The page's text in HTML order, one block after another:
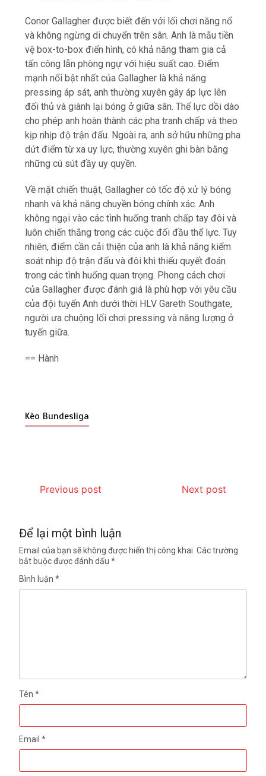
Conor Gallagher được biết đến với lối chơi năng nổ
và không ngừng di chuyển trên sân. Anh là mẫu tiền
vệ box-to-box điển hình, có khả năng tham gia cả
tấn công lẫn phòng ngự với hiệu suất cao. Điểm
mạnh nổi bật nhất của Gallagher là khả năng
pressing áp sát, anh thường xuyên gây áp lực lên
đối thủ và giành lại bóng ở giữa sân. Thể lực dồi dào
cho phép anh hoàn thành các pha tranh chấp và theo
kịp nhịp độ trận đấu. Ngoài ra, anh sở hữu những pha
dứt điểm từ xa uy lực, thường xuyên ghi bàn bằng
những cú sút đầy uy quyền.
Về mặt chiến thuật, Gallagher có tốc độ xử lý bóng
nhanh và khả năng chuyền bóng chính xác. Anh
không ngại vào các tình huống tranh chấp tay đôi và
luôn chiến thắng trong các cuộc đối đầu thể lực. Tuy
nhiên, điểm cần cải thiện của anh là khả năng kiểm
soát nhịp độ trận đấu và đôi khi thiếu quyết đoán
trong các tình huống quan trọng. Phong cách chơi
của Gallagher được đánh giá là phù hợp với yêu cầu
của đội tuyển Anh dưới thời HLV Gareth Southgate,
người ưa chuộng lối chơi pressing và năng lượng ở
tuyến giữa.
== Hành
Kèo Bundesliga
Previous post Next post
Để lại một bình luận
Email của bạn sẽ không được hiển thị công khai. Các trường
bắt buộc được đánh dấu*
Bình luận*
Tên*
Email*